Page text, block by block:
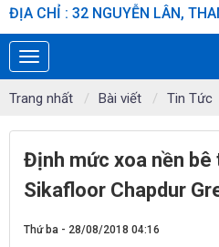
ĐỊA CHỈ : 32 NGUYỄN LÂN,
Trang nhất Bài viết Tin Tức
Định mức xoa nền bê
Sikafloor Chapdur
Thứ ba - 28/08/2018 04:16